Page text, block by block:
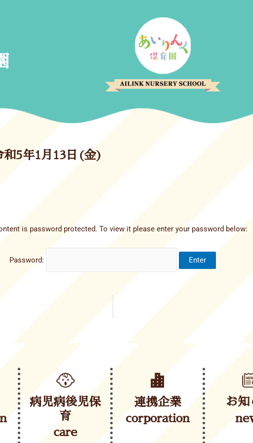
和5年1月13日(金)
is password protected. To view it please enter your password below:
Password:
病児病後児保
育
care
連携企業
corporation
お知